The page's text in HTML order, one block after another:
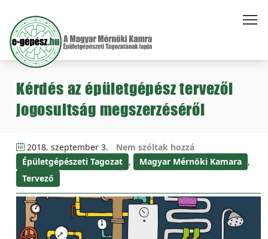
Kérdés az épületgépész tervezői
jogosultság megszerzéséről
2018. szeptember 3.
Nem szóltak hozzá
Épületgépészeti Tagozat , Magyar Mérnöki Kamara ,
Tervező